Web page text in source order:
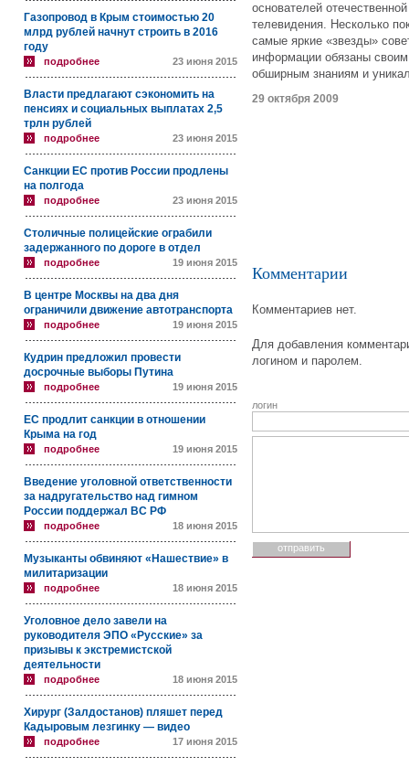
Газопровод в Крым стоимостью 20
млрд рублей начнут строить в 2016
году
подробнее 23 июня 2015
Власти предлагают сэкономить на
пенсиях и социальных выплатах 2,5
трлн рублей
подробнее 23 июня 2015
Санкции ЕС против России продлены
на полгода
подробнее 23 июня 2015
Столичные полицейские ограбили
задержанного по дороге в отдел
подробнее 19 июня 2015
В центре Москвы на два дня
ограничили движение автотранспорта
подробнее 19 июня 2015
Кудрин предложил провести
досрочные выборы Путина
подробнее 19 июня 2015
ЕС продлит санкции в отношении
Крыма на год
подробнее 19 июня 2015
Введение уголовной ответственности
за надругательство над гимном
России поддержал ВС РФ
подробнее 18 июня 2015
Музыканты обвиняют «Нашествие» в
милитаризации
подробнее 18 июня 2015
Уголовное дело завели на
руководителя ЭПО «Русские» за
призывы к экстремистской
деятельности
подробнее 18 июня 2015
Хирург (Залдостанов) пляшет перед
Кадыровым лезгинку — видео
подробнее 17 июня 2015
основателей
телевидения. Несколько
самые яркие «звезды»
информации обязаны
обширным знаниям и
29 октября 2009
Комментарии
Комментариев нет.
Для добавления
логином и паролем.
логин